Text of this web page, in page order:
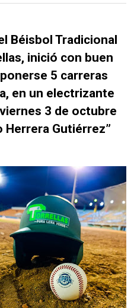
Béisbol Tradicional
inició con buen
5 carreras
en un electrizante
3 de octubre
Herrera Gutiérrez”